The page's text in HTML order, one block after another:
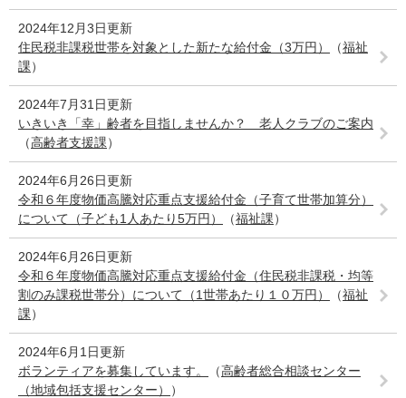
2024年12月3日更新
住民税非課税世帯を対象とした新たな給付金（3万円）
（福祉
課）
2024年7月31日更新
いきいき「幸」齢者を目指しませんか？ 老人クラブのご案内
（高齢者支援課）
2024年6月26日更新
令和６年度物価高騰対応重点支援給付金（子育て世帯加算分）
について（子ども1人あたり5万円）
（福祉課）
2024年6月26日更新
令和６年度物価高騰対応重点支援給付金（住民税非課税・均等
割のみ課税世帯分）について（1世帯あたり１０万円）
（福祉
課）
2024年6月1日更新
ボランティアを募集しています。
（高齢者総合相談センター
（地域包括支援センター）
）